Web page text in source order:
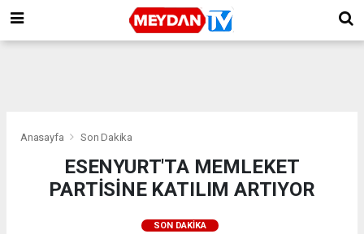
Anasayfa Son Dakika
ESENYURT'TA MEMLEKET
PARTİSİNE KATILIM ARTIYOR
SON DAKIKA